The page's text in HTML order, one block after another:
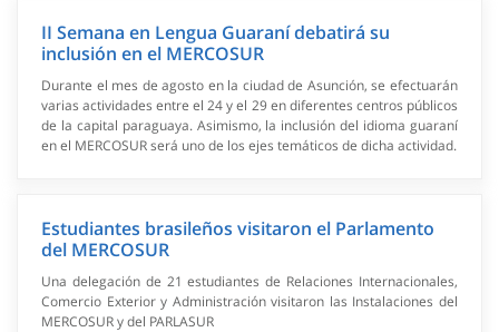
II Semana en Lengua Guaraní debatirá su
inclusión en el MERCOSUR
Durante el mes de agosto en la ciudad de Asunción, se efectuarán
varias actividades entre el 24 y el 29 en diferentes centros públicos
de la capital paraguaya. Asimismo, la inclusión del idioma guaraní
en el MERCOSUR será uno de los ejes temáticos de dicha actividad.
Estudiantes brasileños visitaron el Parlamento
del MERCOSUR
Una delegación de 21 estudiantes de Relaciones Internacionales,
Comercio Exterior y Administración visitaron las Instalaciones del
MERCOSUR y del PARLASUR